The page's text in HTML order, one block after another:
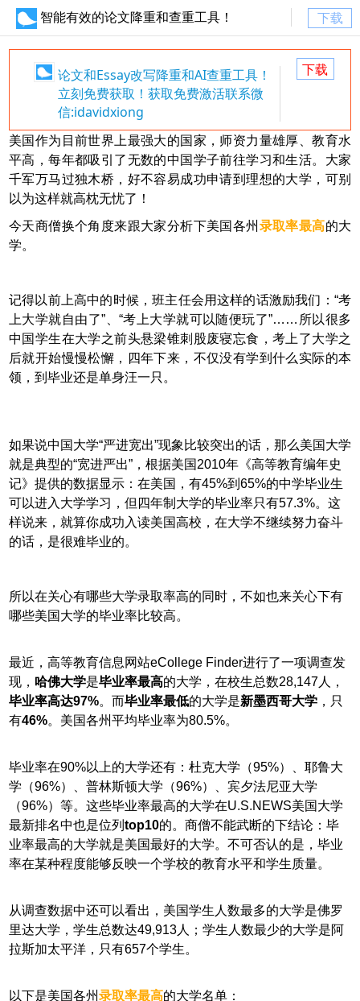
智能有效的论文降重和查重工具！ 下载
论文和Essay改写降重和AI查重工具！
立刻免费获取！获取免费激活联系微
信:idavidxiong
下载
美国作为目前世界上最强大的国家，师资力量雄厚、教育水
平高，每年都吸引了无数的中国学子前往学习和生活。大家
千军万马过独木桥，好不容易成功申请到理想的大学，可别
以为这样就高枕无忧了！
今天商僧换个角度来跟大家分析下美国各州 录取率最高的大
学。
记得以前上高中的时候，班主任会用这样的话激励我们：“考
上大学就自由了”、“考上大学就可以随便玩了”……所以很多
中国学生在大学之前头悬梁锥刺股废寝忘食，考上了大学之
后就开始慢慢松懈，四年下来，不仅没有学到什么实际的本
领，到毕业还是单身汪一只。
如果说中国大学“严进宽出”现象比较突出的话，那么美国大学
就是典型的“宽进严出”，根据美国2010年《高等教育编年史
记》提供的数据显示：在美国，有45%到65%的中学毕业生
可以进入大学学习，但四年制大学的毕业率只有57.3%。这
样说来，就算你成功入读美国高校，在大学不继续努力奋斗
的话，是很难毕业的。
所以在关心有哪些大学录取率高的同时，不如也来关心下有
哪些美国大学的毕业率比较高。
最近，高等教育信息网站eCollege Finder进行了一项调查发
现， 哈佛大学是毕业率最高的大学，在校生总数28,147人，
毕业率高达97%。而毕业率最低的大学是新墨西哥大学 ，只
有46%。美国各州平均毕业率为80.5%。
毕业率在90%以上的大学还有：杜克大学（95%）、耶鲁大
学（96%）、普林斯顿大学（96%）、宾夕法尼亚大学
（96%）等。这些毕业率最高的大学在U.S.NEWS美国大学
最新排名中也是位列 top10的。商僧不能武断的下结论：毕
业率最高的大学就是美国最好的大学。不可否认的是，毕业
率在某种程度能够反映一个学校的教育水平和学生质量。
从调查数据中还可以看出，美国学生人数最多的大学是佛罗
里达大学，学生总数达49,913人；学生人数最少的大学是阿
拉斯加太平洋，只有657个学生。
以下是美国各州录取率最高的大学名单：